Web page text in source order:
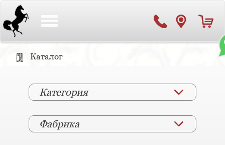
Каталог
Категория
Фабрика